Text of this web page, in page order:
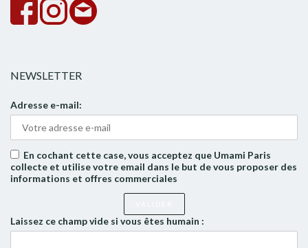
NEWSLETTER
Adresse e-mail:
En cochant cette case, vous acceptez que Umami Paris
collecte et utilise votre email dans le but de vous proposer des
informations et offres commerciales
Laissez ce champ vide si vous êtes humain :